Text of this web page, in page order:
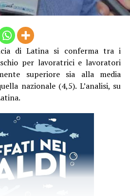
di Latina si conferma tra i
per lavoratrici e lavoratori
superiore sia alla media
nazionale (4,5). L’analisi, su